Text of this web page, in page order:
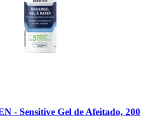
-​ Sensitive Gel de Afeitado, 200